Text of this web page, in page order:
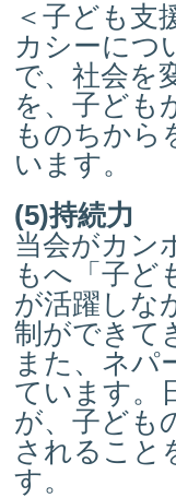
＜子ども支
カシーにつ
で、社会を
を、子ども
ものちから
います。
(5)持続力
当会がカン
もへ「子ど
が活躍しな
制ができて
また、ネパ
ています。
が、子ども
されること
す。